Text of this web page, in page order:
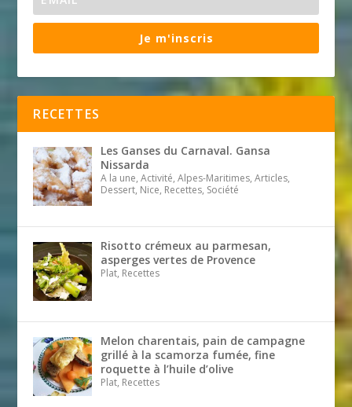
Je m'inscris
RECETTES
Les Ganses du Carnaval. Gansa
Nissarda
A la une, Activité, Alpes-Maritimes, Articles,
Dessert, Nice, Recettes, Société
Risotto crémeux au parmesan,
asperges vertes de Provence
Plat, Recettes
Melon charentais, pain de campagne
grillé à la scamorza fumée, fine
roquette à l’huile d’olive
Plat, Recettes